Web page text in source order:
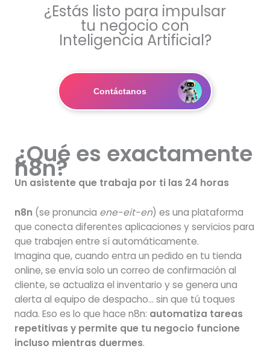
¿Estás listo para impulsar
tu negocio con
Inteligencia Artificial?
Contáctanos
¿Qué es exactamente
n8n?
Un asistente que trabaja por ti las 24 horas
n8n(se pronuncia ene-eit-en) es una plataforma
que conecta diferentes aplicaciones y servicios para
que trabajen entre sí automáticamente.
Imagina que, cuando entra un pedido en tu tienda
online, se envía solo un correo de confirmación al
cliente, se actualiza el inventario y se genera una
alerta al equipo de despacho… sin que tú toques
nada. Eso es lo que hace n8n: automatiza tareas
repetitivas y permite que tu negocio funcione
incluso mientras duermes.